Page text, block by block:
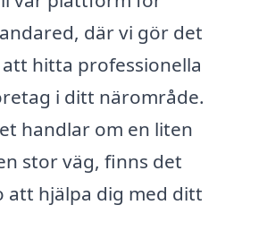
där vi gör det
hitta professionella
i ditt närområde.
handlar om en liten
stor väg, finns det
att hjälpa dig med ditt